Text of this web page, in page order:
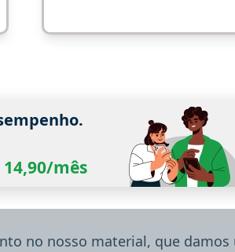
mês
no nosso material, que damos